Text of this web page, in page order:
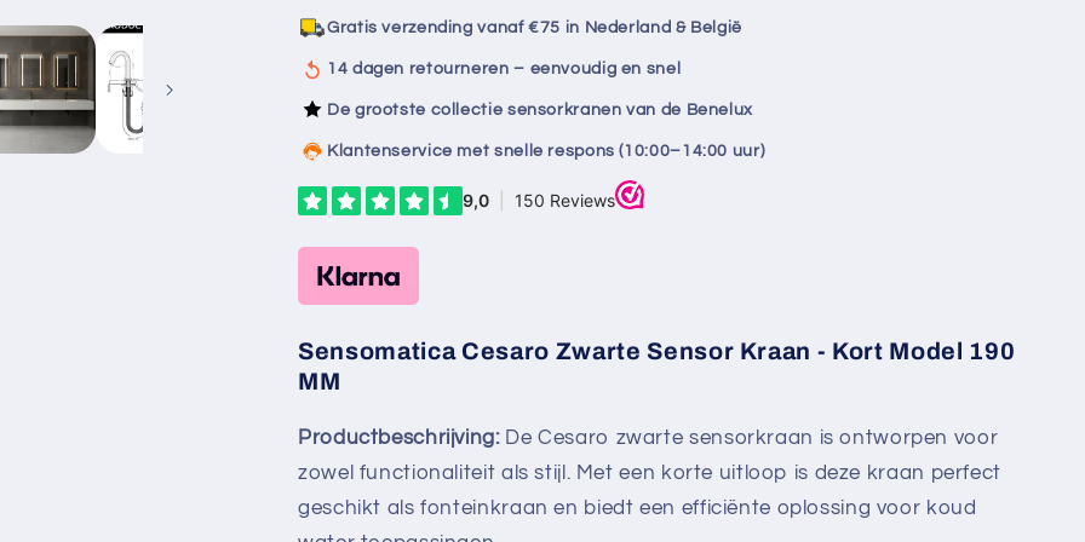
sensorkraan
model
190MM
sensorkraan
kort
model
190MM
Gratis verzending vanaf €75 in Nederland & België
14 dagen retourneren – eenvoudig en snel
De grootste collectie sensorkranen van de Benelux
Klantenservice met snelle respons (10:00–14:00 uur)
Sensomatica Cesaro Zwarte Sensor Kraan - Kort Model 190
MM
Productbeschrijving:De Cesaro zwarte sensorkraan is ontworpen voor
zowel functionaliteit als stijl. Met een korte uitloop is deze kraan perfect
geschikt als fonteinkraan en biedt een efficiënte oplossing voor koud